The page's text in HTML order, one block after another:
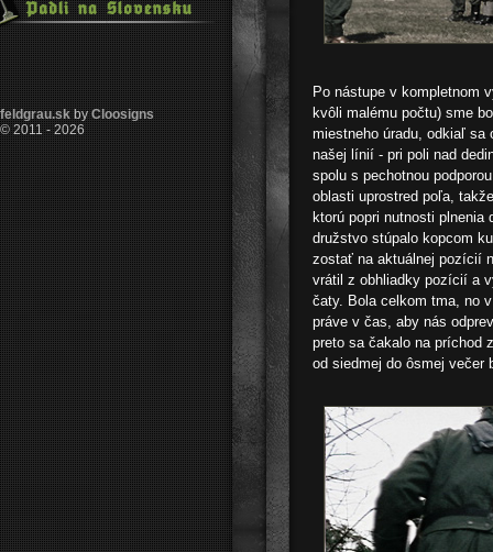
feldgrau.skbyCloosigns
© 2011 - 2026
Po nástupe v kompletnom
kvôli malému počtu) sme
miestneho úradu, odkiaľ sa
našej línií - pri poli nad
spolu s pechotnou
oblasti uprostred poľa,
ktorú popri nutnosti
družstvo stúpalo kopcom
zostať na aktuálnej pozícií
vrátil z obhliadky pozícií a
čaty. Bola celkom tma, no
práve v čas, aby nás
preto sa čakalo na príchod
od siedmej do ôsmej